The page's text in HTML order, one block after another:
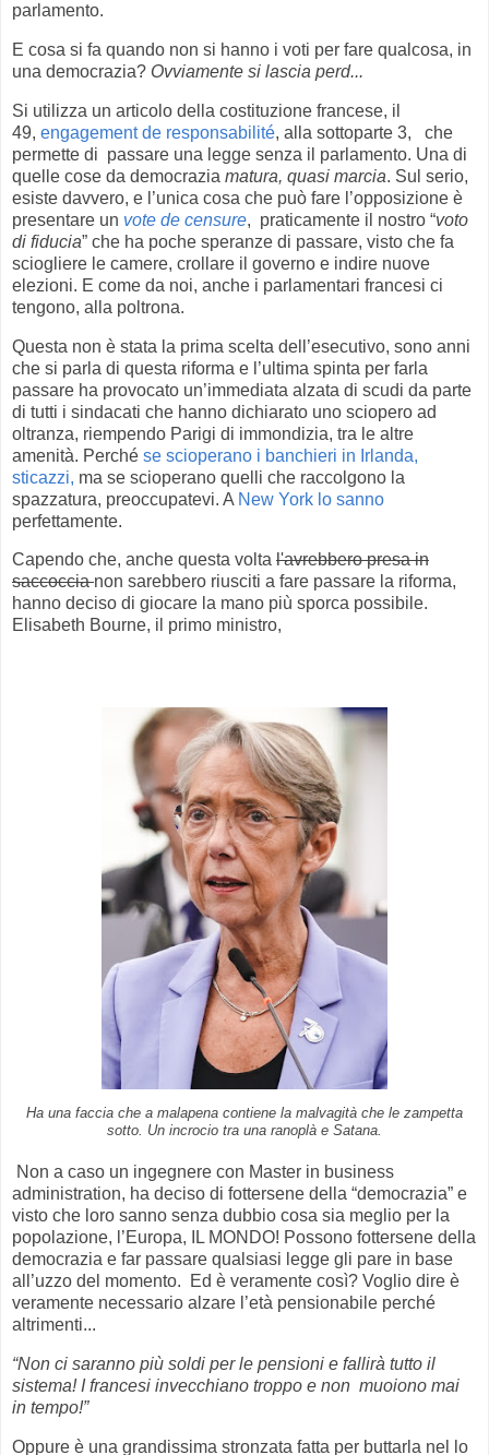
parlamento.
E cosa si fa quando non si hanno i voti per fare qualcosa, in
una democrazia? Ovviamente si lascia perd...
Si utilizza un articolo della costituzione francese, il
49, engagement de responsabilité, alla sottoparte 3, che
permette di passare una legge senza il parlamento. Una di
quelle cose da democrazia matura, quasi marcia. Sul serio,
esiste davvero, e l’unica cosa che può fare l’opposizione è
presentare un vote de censure, praticamente il nostro “voto
di fiducia” che ha poche speranze di passare, visto che fa
sciogliere le camere, crollare il governo e indire nuove
elezioni. E come da noi, anche i parlamentari francesi ci
tengono, alla poltrona.
Questa non è stata la prima scelta dell’esecutivo, sono anni
che si parla di questa riforma e l’ultima spinta per farla
passare ha provocato un’immediata alzata di scudi da parte
di tutti i sindacati che hanno dichiarato uno sciopero ad
oltranza, riempendo Parigi di immondizia, tra le altre
amenità. Perché se scioperano i banchieri in Irlanda,
sticazzi, ma se scioperano quelli che raccolgono la
spazzatura, preoccupatevi. A New York lo sanno
perfettamente.
Capendo che, anche questa volta l'avrebbero presa in
saccoccianon sarebbero riusciti a fare passare la riforma,
hanno deciso di giocare la mano più sporca possibile.
Elisabeth Bourne, il primo ministro,
Ha una faccia che a malapena contiene la malvagità che le zampetta
sotto. Un incrocio tra una ranoplà e Satana.
Non a caso un ingegnere con Master in business
administration, ha deciso di fottersene della “democrazia” e
visto che loro sanno senza dubbio cosa sia meglio per la
popolazione, l’Europa, IL MONDO! Possono fottersene della
democrazia e far passare qualsiasi legge gli pare in base
all’uzzo del momento. Ed è veramente così? Voglio dire è
veramente necessario alzare l’età pensionabile perché
altrimenti...
“Non ci saranno più soldi per le pensioni e fallirà tutto il
sistema! I francesi invecchiano troppo e non muoiono mai
in tempo!”
Oppure è una grandissima stronzata fatta per buttarla nel lo